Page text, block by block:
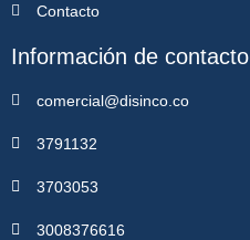
Contacto
Información de contacto
comercial@disinco.co
3791132
3703053
3008376616